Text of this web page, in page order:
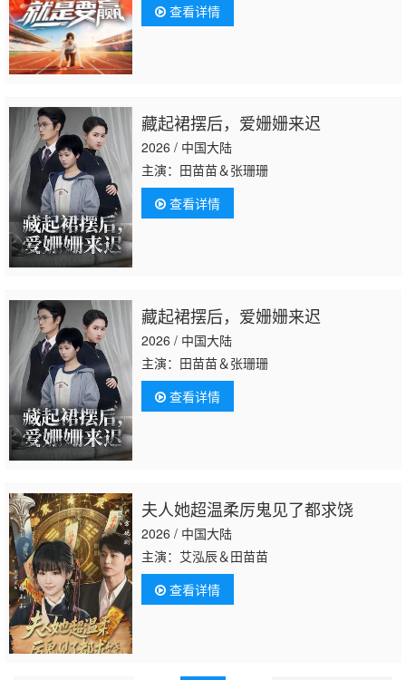
查看详情
藏起裙摆后，爱姗姗来迟
2026 / 中国大陆
主演：田苗苗＆张珊珊
查看详情
藏起裙摆后，爱姗姗来迟
2026 / 中国大陆
主演：田苗苗＆张珊珊
查看详情
夫人她超温柔厉鬼见了都求饶
2026 / 中国大陆
主演：艾泓辰＆田苗苗
查看详情